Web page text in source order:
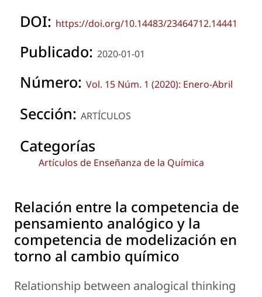
DOI: https://doi.org/10.14483/23464712.14441
Publicado: 2020-01-01
Número: Vol. 15 Núm. 1 (2020): Enero-Abril
Sección: ARTÍCULOS
Categorías
Artículos de Enseñanza de la Química
Relación entre la competencia de
pensamiento analógico y la
competencia de modelización en
torno al cambio químico
Relationship between analogical thinking